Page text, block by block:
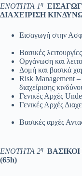
ΕΝΟΤΗΤΑ 1η
ΔΙΑΧΕΙΡΙΣΗ
Εισαγωγή στην
Βασικές
Οργάνωση και
Δομή και βασικά
Risk Management –
διαχείρισης
Γενικές
Γενικές Αρχές
Βασικές
ΕΝΟΤΗΤΑ 2η ΒΑΣΙΚΟΙ
(65h)